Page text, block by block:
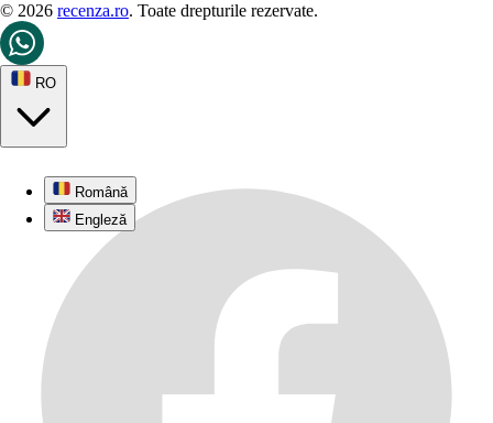
© 2026 recenza.ro. Toate drepturile rezervate.
RO
Română
Engleză